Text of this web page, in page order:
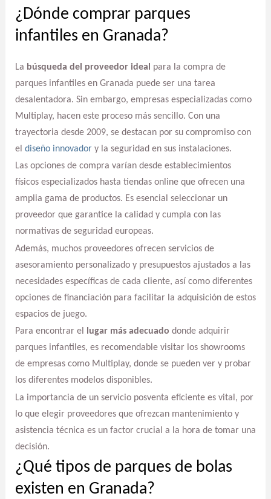
¿Dónde comprar parques
infantiles en Granada?
La búsqueda del proveedor ideal
para la compra de
parques infantiles en Granada puede ser una tarea
desalentadora. Sin embargo, empresas especializadas como
Multiplay, hacen este proceso más sencillo. Con una
trayectoria desde 2009, se destacan por su compromiso con
el diseño innovadory la seguridad en sus instalaciones.
Las opciones de compra varían desde establecimientos
físicos especializados hasta tiendas online que ofrecen una
amplia gama de productos. Es esencial seleccionar un
proveedor que garantice la calidad y cumpla con las
normativas de seguridad europeas.
Además, muchos proveedores ofrecen servicios de
asesoramiento personalizado y presupuestos ajustados a las
necesidades específicas de cada cliente, así como diferentes
opciones de financiación para facilitar la adquisición de estos
espacios de juego.
Para encontrar el lugar más adecuado donde adquirir
parques infantiles, es recomendable visitar los showrooms
de empresas como Multiplay, donde se pueden ver y probar
los diferentes modelos disponibles.
La importancia de un servicio posventa eficiente es vital, por
lo que elegir proveedores que ofrezcan mantenimiento y
asistencia técnica es un factor crucial a la hora de tomar una
decisión.
¿Qué tipos de parques de bolas
existen en Granada?